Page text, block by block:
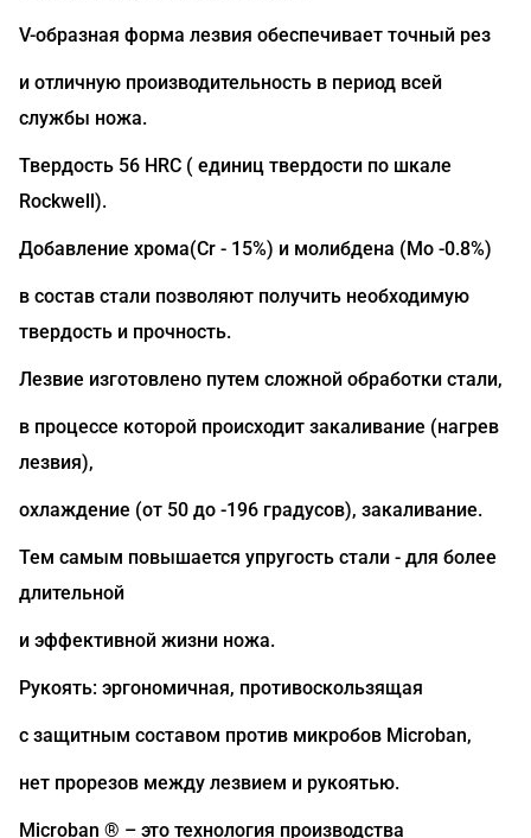
V-образная форма лезвия обеспечивает точный рез
и отличную производительность в период всей
службы ножа.
Твердость 56 HRC ( единиц твердости по шкале
Rockwell).
Добавление хрома(Сr - 15%) и молибдена (Mo -0.8%)
в состав стали позволяют получить необходимую
твердость и прочность.
Лезвие изготовлено путем сложной обработки стали,
в процессе которой происходит закаливание (нагрев
лезвия),
охлаждение (от 50 до -196 градусов), закаливание.
Тем самым повышается упругость стали - для более
длительной
и эффективной жизни ножа.
Рукоять: эргономичная, противоскользящая
с защитным составом против микробов Microban,
нет прорезов между лезвием и рукоятью.
Microban ® – это технология производства